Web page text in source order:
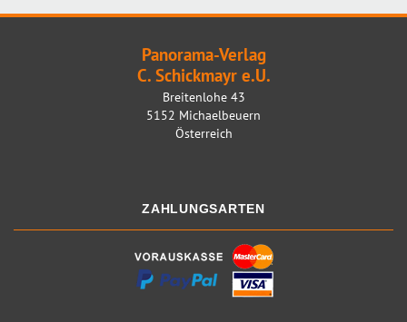
Panorama-Verlag
C. Schickmayr e.U.
Breitenlohe 43
5152 Michaelbeuern
Österreich
ZAHLUNGSARTEN